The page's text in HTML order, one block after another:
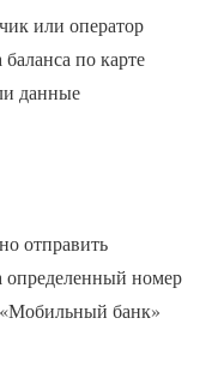
или оператор
по карте
данные
отправить
определенный номер
банк»